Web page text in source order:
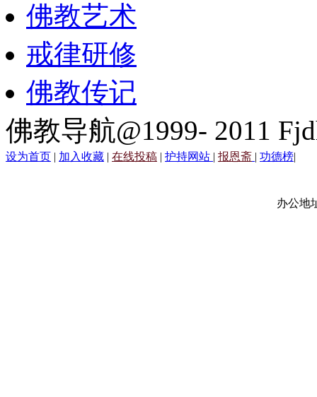
佛教艺术
戒律研修
佛教传记
佛教导航@1999- 2011
设为首页 | 加入收藏 | 在线投稿 | 护持网站 | 报恩斋 | 功德榜|
办公地